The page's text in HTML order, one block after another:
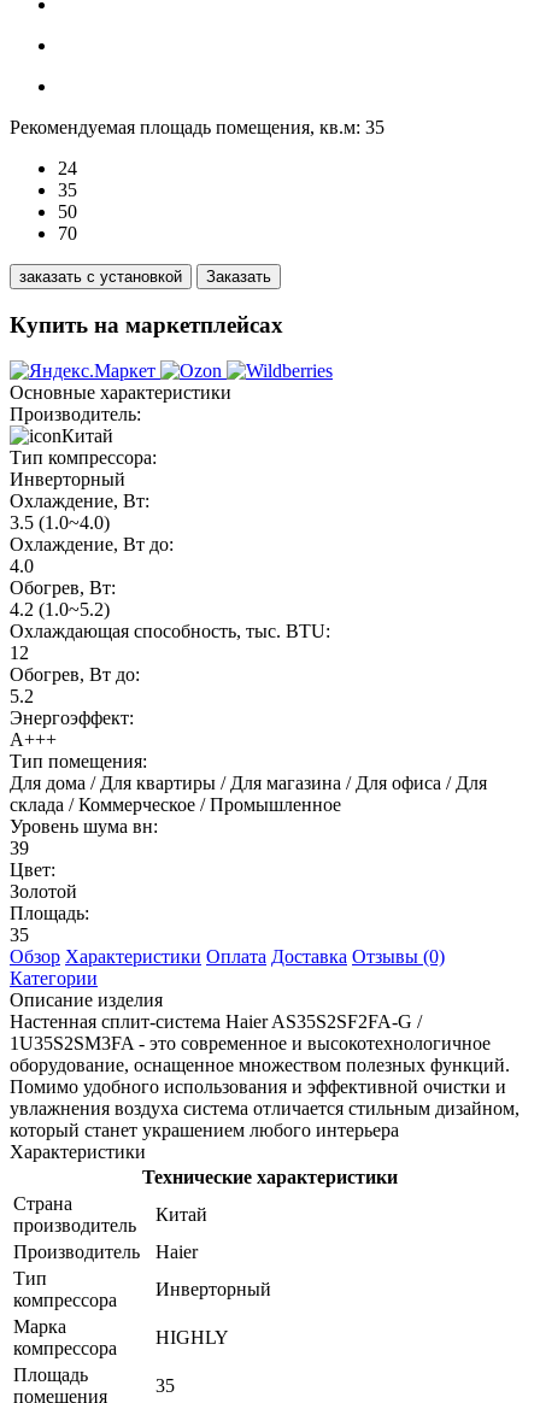
Рекомендуемая площадь помещения, кв.м: 35
24
35
50
70
заказать с установкой Заказать
Купить на маркетплейсах
Основные характеристики
Производитель:
Китай
Тип компрессора:
Инверторный
Охлаждение, Вт:
3.5 (1.0~4.0)
Охлаждение, Вт до:
4.0
Обогрев, Вт:
4.2 (1.0~5.2)
Охлаждающая способность, тыс. BTU:
12
Обогрев, Вт до:
5.2
Энергоэффект:
А+++
Тип помещения:
Для дома / Для квартиры / Для магазина / Для офиса / Для
склада / Коммерческое / Промышленное
Уровень шума вн:
39
Цвет:
Золотой
Площадь:
35
Обзор Характеристики Оплата Доставка Отзывы (0)
Категории
Описание изделия
Настенная сплит-система Haier AS35S2SF2FA-G /
1U35S2SM3FA - это современное и высокотехнологичное
оборудование, оснащенное множеством полезных функций.
Помимо удобного использования и эффективной очистки и
увлажнения воздуха система отличается стильным дизайном,
который станет украшением любого интерьера
Характеристики
Технические характеристики
Страна
производитель
Китай
Производитель
Haier
Тип
компрессора
Инверторный
Марка
компрессора
HIGHLY
Площадь
помещения
35